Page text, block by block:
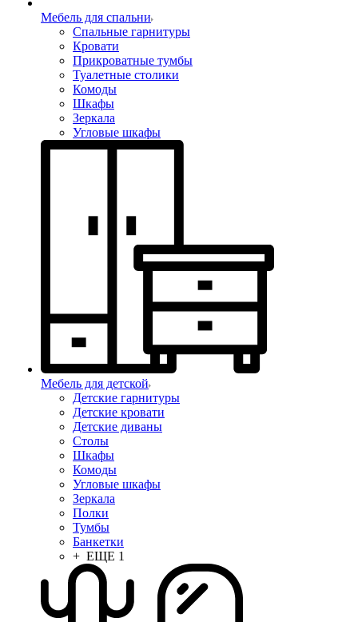
Мебель для спальни
Спальные гарнитуры
Кровати
Прикроватные тумбы
Туалетные столики
Комоды
Шкафы
Зеркала
Угловые шкафы
Мебель для детской
Детские гарнитуры
Детские кровати
Детские диваны
Столы
Шкафы
Комоды
Угловые шкафы
Зеркала
Полки
Тумбы
Банкетки
+ ЕЩЕ 1